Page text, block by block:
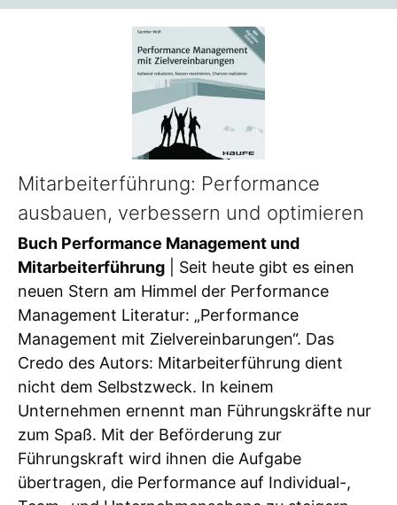
Mitarbeiterführung: Performance
ausbauen, verbessern und optimieren
Buch Performance Management und
Mitarbeiterführung | Seit heute gibt es einen
neuen Stern am Himmel der Performance
Management Literatur: „Performance
Management mit Zielvereinbarungen“. Das
Credo des Autors: Mitarbeiterführung dient
nicht dem Selbstzweck. In keinem
Unternehmen ernennt man Führungskräfte nur
zum Spaß. Mit der Beförderung zur
Führungskraft wird ihnen die Aufgabe
übertragen, die Performance auf Individual-,